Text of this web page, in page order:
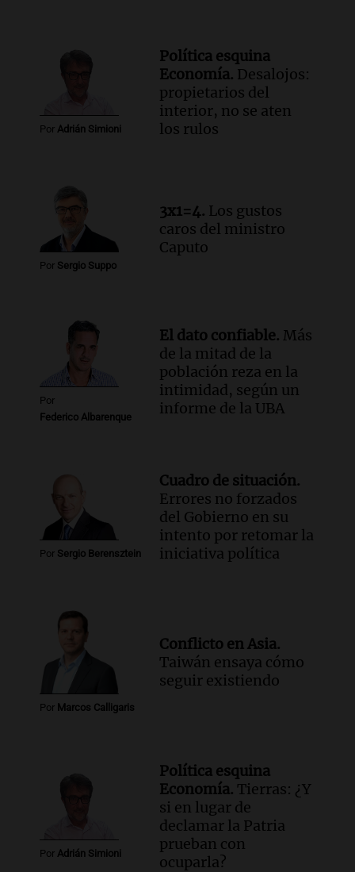
Por Adrián Simioni
Política esquina
Economía. Desalojos:
propietarios del
interior, no se aten
los rulos
Por Sergio Suppo
3x1=4. Los gustos
caros del ministro
Caputo
Por
Federico Albarenque
El dato confiable. Más
de la mitad de la
población reza en la
intimidad, según un
informe de la UBA
Por Sergio Berensztein
Cuadro de situación.
Errores no forzados
del Gobierno en su
intento por retomar la
iniciativa política
Por Marcos Calligaris
Conflicto en Asia.
Taiwán ensaya cómo
seguir existiendo
Por Adrián Simioni
Política esquina
Economía. Tierras: ¿Y
si en lugar de
declamar la Patria
prueban con
ocuparla?